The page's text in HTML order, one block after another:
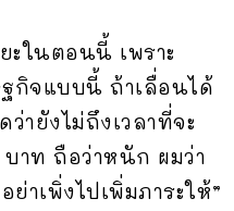
ะในตอนนี้ เพราะ
กิจแบบนี้ ถ้าเลื่อนได้
ายังไม่ถึงเวลาที่จะ
าท ถือว่าหนัก ผมว่า
าเพิ่งไปเพิ่มภาระให้”